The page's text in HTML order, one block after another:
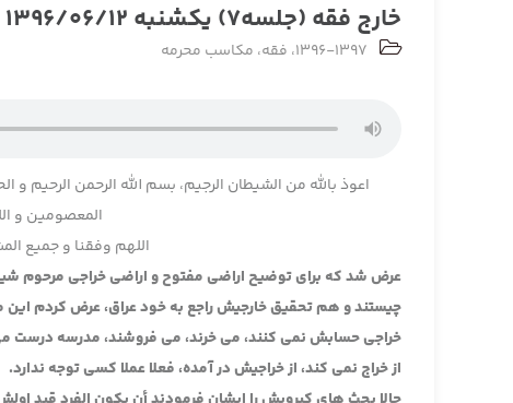
خارج فقه (جلسه7) يكشنبه 1396/06/12
1396-1397، فقه، مکاسب محرمه
اعوذ بالله من الشیطان الرجیم، بسم الله الرحمن الرحیم و
المعصومین و
اللهم وفقنا و جمیع
عرض شد که برای توضیح اراضی مفتوح و اراضی خراجی مرحوم
چیستند و هم تحقیق خارجیش راجع به خود عراق، عرض کردم این
خراجی حسابش نمی کنند، می خرند، می فروشند، مدرسه درست
از خراج نمی کند، از خراجیش در آمده، فعلا عملا کسی توجه ندارد.